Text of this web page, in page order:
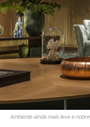
Ambiente ainda mais leve e nobre